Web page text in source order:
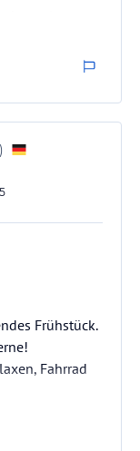
um auch
ein
)
Frühstück.
Fahrrad